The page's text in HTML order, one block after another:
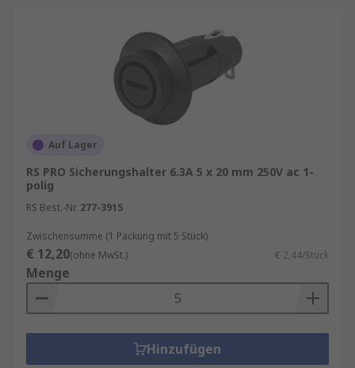
Auf Lager
RS PRO Sicherungshalter 6.3A 5 x 20 mm 250V ac 1-
polig
RS Best.-Nr. 277-3915
Zwischensumme (1 Packung mit 5 Stück)
€ 12,20(ohne MwSt.) € 2,44/Stück
Menge
Hinzufügen